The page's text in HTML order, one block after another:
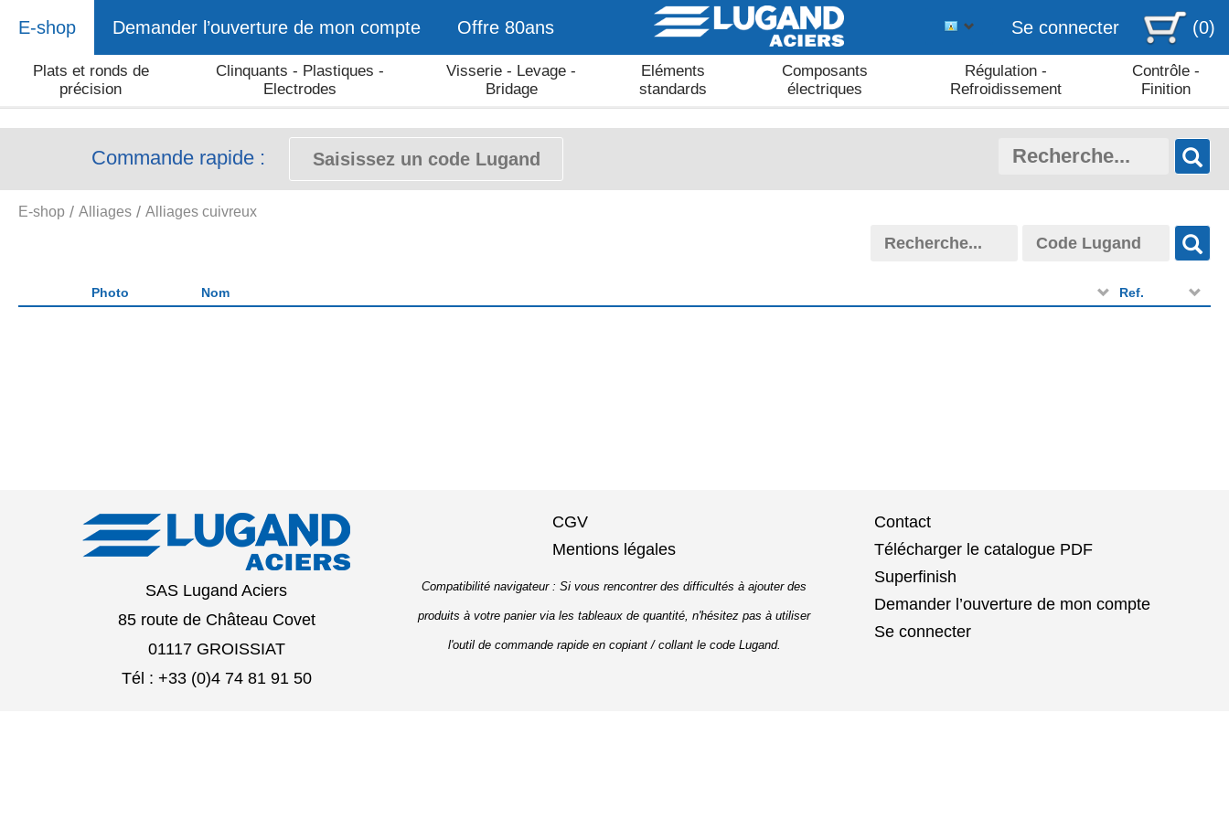
E-shop Demander l’ouverture de mon compte Offre 80ans Se connecter (0)
Plats et ronds de
précision
Clinquants - Plastiques -
Electrodes
Visserie - Levage -
Bridage
Eléments
standards
Composants
électriques
Régulation -
Refroidissement
Contrôle -
Finition
Commande rapide :
E-shop Alliages Alliages cuivreux
Photo Nom Ref.
SAS Lugand Aciers
85 route de Château Covet
01117 GROISSIAT
Tél : +33 (0)4 74 81 91 50
CGV
Mentions légales
Compatibilité navigateur : Si vous rencontrer des difficultés à ajouter des
produits à votre panier via les tableaux de quantité, n'hésitez pas à utiliser
l'outil de commande rapide en copiant / collant le code Lugand.
Contact
Télécharger le catalogue PDF
Superfinish
Demander l’ouverture de mon compte
Se connecter